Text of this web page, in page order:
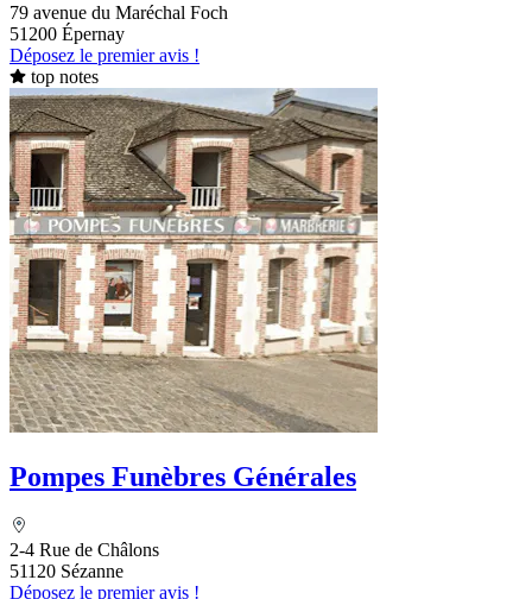
79 avenue du Maréchal Foch
51200 Épernay
Déposez le premier avis !
top notes
Pompes Funèbres Générales
2-4 Rue de Châlons
51120 Sézanne
Déposez le premier avis !